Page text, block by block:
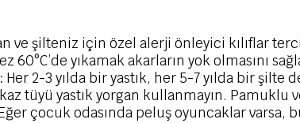
ve şilteniz için özel alerji önleyici kılıflar
60°C’de yıkamak akarların yok olmasını
Her 2-3 yılda bir yastık, her 5-7 yılda bir şilte
tüyü yastık yorgan kullanmayın.
çocuk odasında peluş oyuncaklar varsa,